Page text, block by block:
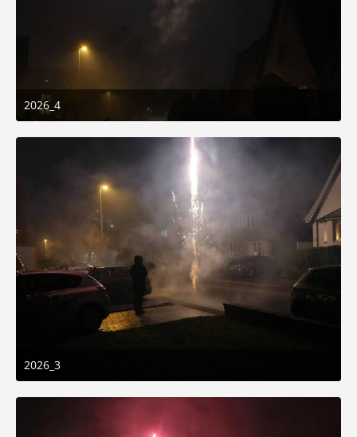
2026_4
1. Januar 2026 um 01:50
3
2026_3
1. Januar 2026 um 01:50